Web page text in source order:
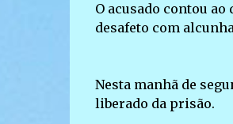
O acusado contou
desafeto com
Nesta manhã de
liberado da prisão.